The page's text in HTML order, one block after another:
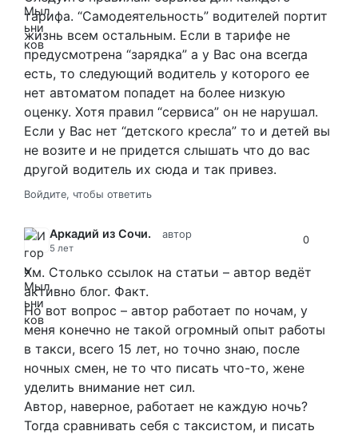
тарифа. “Самодеятельность” водителей портит
жизнь всем остальным. Если в тарифе не
предусмотрена “зарядка” а у Вас она всегда
есть, то следующий водитель у которого ее
нет автоматом попадет на более низкую
оценку. Хотя правил “сервиса” он не нарушал.
Если у Вас нет “детского кресла” то и детей вы
не возите и не придется слышать что до вас
другой водитель их сюда и так привез.
Войдите, чтобы ответить
Аркадий из Сочи. автор
5 лет
0
Хм. Столько ссылок на статьи – автор ведёт
активно блог. Факт.
Но вот вопрос – автор работает по ночам, у
меня конечно не такой огромный опыт работы
в такси, всего 15 лет, но точно знаю, после
ночных смен, не то что писать что-то, жене
уделить внимание нет сил.
Автор, наверное, работает не каждую ночь?
Тогда сравнивать себя с таксистом, и писать